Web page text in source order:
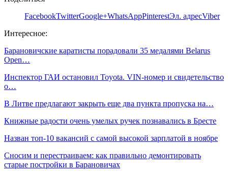
FacebookTwitterGoogle+WhatsAppPinterestЭл. адресViber
Интересное:
Барановичские каратисты порадовали 35 медалями Belarus
Open…
Инспектор ГАИ остановил Toyota. VIN-номер и свидетельство
о…
В Литве предлагают закрыть еще два пункта пропуска на…
Книжные радости очень умелых ручек познавались в Бресте
Назван топ-10 вакансий с самой высокой зарплатой в ноябре
Сносим и перестраиваем: как правильно демонтировать
старые постройки в Барановичах